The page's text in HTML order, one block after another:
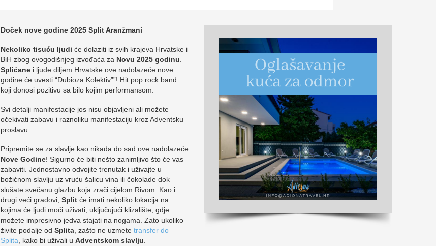
Doček nove godine 2025 Split Aranžmani
Nekoliko tisuću ljudi će dolaziti iz svih krajeva Hrvatske i
BiH zbog ovogodišnjeg izvođaća za Novu 2025 godinu
Splićane i ljude diljem Hrvatske ove nadolazeće nove
godine će uvesti “Dubioza Kolektiv””! Hit pop rock band
koji donosi pozitivu sa bilo kojim performansom.
Svi detalji manifestacije jos nisu objavljeni ali možete
očekivati zabavu i raznoliku manifestaciju kroz Adventsku
proslavu.
Pripremite se za slavlje kao nikada do sad ove nadolazeće
Nove Godine! Sigurno će biti nešto zanimljivo što će vas
zabaviti. Jednostavno odvojite trenutak i uživajte u
božićnom slavlju uz vruću šalicu vina ili čokolade dok
slušate svečanu glazbu koja zrači cijelom Rivom. Kao i
drugi veći gradovi, Split će imati nekoliko lokacija na
kojima će ljudi moći uživati; uključujući klizalište, gdje
možete impresivno jedva stajati na nogama. Zato ukoliko
živite podalje od Splita , zašto ne uzmete transfer do
Splita , kako bi uživali u Adventskom slavlju